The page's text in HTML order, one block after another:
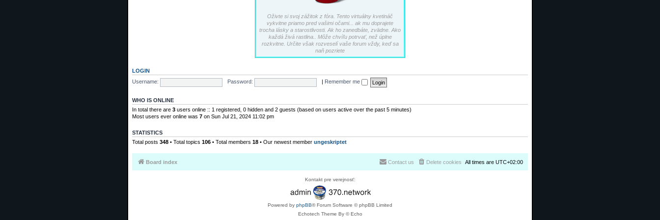
Oživte si svoj zážitok z fóra. Tento virtuálny kvetináč
vykvitne priamo pred vašimi očami... ak mu doprajete
trocha lásky a starostlivosti. Ak ho zanedbáte, zvädne. Ako
každá živá rastlina.. Môže chvíľu potrvať, než úplne
rozkvitne. Určite však rozveselí vaše forum vždy, keď sa
naň pozriete
LOGIN
Username:
Password: Remember me
WHO IS ONLINE
In total there are 3 users online :: 1 registered, 0 hidden and 2 guests (based on users active over the past 5 minutes)
Most users ever online was 7 on Sun Jul 21, 2024 11:02 pm
STATISTICS
Total posts 348 • Total topics 106 • Total members 18 • Our newest member ungeskriptet
Board index All times are UTC+02:00
Delete cookies
Contact us
Kontakt pre verejnosť:
Powered by phpBB® Forum Software © phpBB Limited
Echotech Theme By © Echo